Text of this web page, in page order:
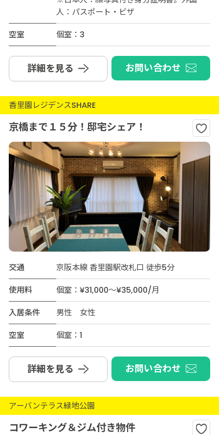
人：パスポート・ビザ
空室
個室：3
詳細を見る お問い合わせ
香里園レジデンスSHARE
京橋まで１５分！邸宅シェア！
交通
京阪本線 香里園駅改札口 徒歩5分
使用料
個室：¥31,000～¥35,000/月
入居条件
男性 女性
空室
個室：1
詳細を見る お問い合わせ
アーバンテラス緑地公園
コワーキング＆ジム付き物件